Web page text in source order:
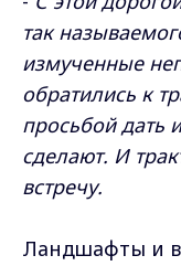
так
измученные
обратились к
просьбой дать
сделают. И
встречу.
Ландшафты и